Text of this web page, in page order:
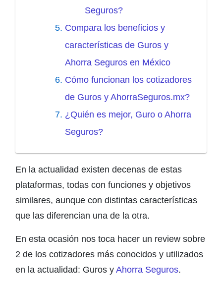
Seguros?
Compara los beneficios y
características de Guros y
Ahorra Seguros en México
Cómo funcionan los cotizadores
de Guros y AhorraSeguros.mx?
¿Quién es mejor, Guro o Ahorra
Seguros?
En la actualidad existen decenas de estas
plataformas, todas con funciones y objetivos
similares, aunque con distintas características
que las diferencian una de la otra.
En esta ocasión nos toca hacer un review sobre
2 de los cotizadores más conocidos y utilizados
en la actualidad: Guros y Ahorra Seguros.